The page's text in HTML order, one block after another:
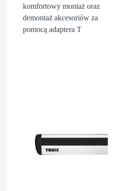
komfortowy montaż oraz
demontaż akcesoriów za
pomocą adaptera T